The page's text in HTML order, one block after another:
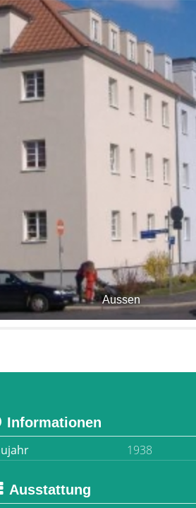
Aussen
Informationen
1938
Ausstattung